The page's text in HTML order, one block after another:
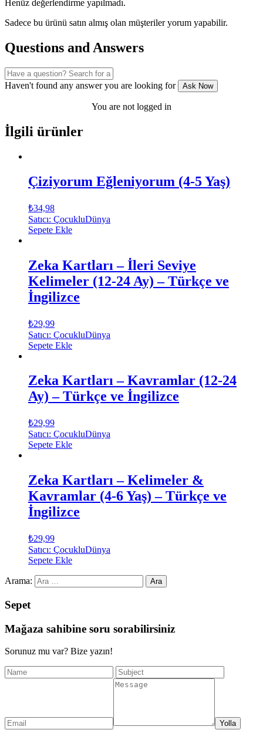
Henüz değerlendirme yapılmadı.
Sadece bu ürünü satın almış olan müşteriler yorum yapabilir.
Questions and Answers
Haven't found any answer you are looking for Ask Now
You are not logged in
İlgili ürünler
Çiziyorum Eğleniyorum (4-5 Yaş)
₺34,98
Satıcı: ÇocukluDünya
Sepete Ekle
Zeka Kartları – İleri Seviye
Kelimeler (12-24 Ay) – Türkçe ve
İngilizce
₺29,99
Satıcı: ÇocukluDünya
Sepete Ekle
Zeka Kartları – Kavramlar (12-24
Ay) – Türkçe ve İngilizce
₺29,99
Satıcı: ÇocukluDünya
Sepete Ekle
Zeka Kartları – Kelimeler &
Kavramlar (4-6 Yaş) – Türkçe ve
İngilizce
₺29,99
Satıcı: ÇocukluDünya
Sepete Ekle
Arama:
Sepet
Mağaza sahibine soru sorabilirsiniz
Sorunuz mu var? Bize yazın!